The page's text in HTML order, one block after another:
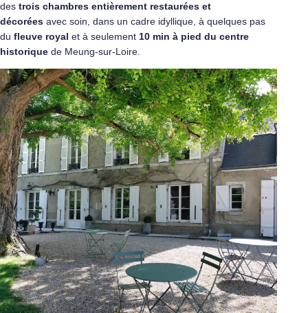
des trois chambres entièrement restaurées et
décorées avec soin, dans un cadre idyllique, à quelques pas
du fleuve royal et à seulement 10 min à pied du centre
historique de Meung-sur-Loire.